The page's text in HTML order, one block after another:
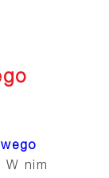
! W nim